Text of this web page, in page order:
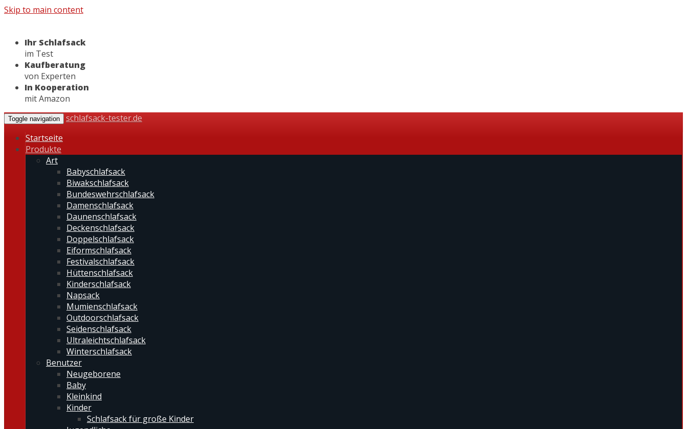
Skip to main content
Ihr Schlafsack
im Test
Kaufberatung
von Experten
In Kooperation
mit Amazon
Toggle navigation
schlafsack-tester.de
Startseite
Produkte
Art
Babyschlafsack
Biwakschlafsack
Bundeswehrschlafsack
Damenschlafsack
Daunenschlafsack
Deckenschlafsack
Doppelschlafsack
Eiformschlafsack
Festivalschlafsack
Hüttenschlafsack
Kinderschlafsack
Napsack
Mumienschlafsack
Outdoorschlafsack
Seidenschlafsack
Ultraleichtschlafsack
Winterschlafsack
Benutzer
Neugeborene
Baby
Kleinkind
Kinder
Schlafsack für große Kinder